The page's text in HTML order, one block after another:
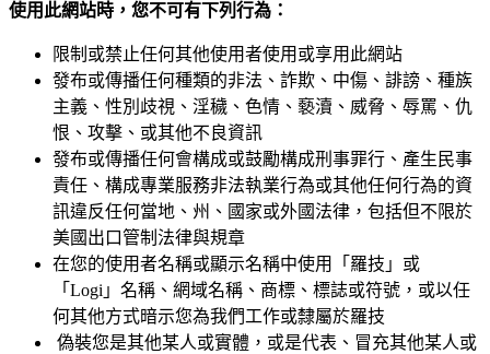
使用此網站時，您不可有下列行為：
限制或禁止任何其他使用者使用或享用此網站
發布或傳播任何種類的非法、詐欺、中傷、誹謗、種族
主義、性別歧視、淫穢、色情、褻瀆、威脅、辱罵、仇
恨、攻擊、或其他不良資訊
發布或傳播任何會構成或鼓勵構成刑事罪行、產生民事
責任、構成專業服務非法執業行為或其他任何行為的資
訊違反任何當地、州、國家或外國法律，包括但不限於
美國出口管制法律與規章
在您的使用者名稱或顯示名稱中使用「羅技」或
「Logi」名稱、網域名稱、商標、標誌或符號，或以任
何其他方式暗示您為我們工作或隸屬於羅技
偽裝您是其他某人或實體，或是代表、冒充其他某人或